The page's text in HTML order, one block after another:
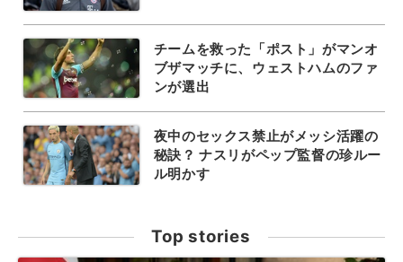
チームを救った「ポスト」がマンオ
ブザマッチに、ウェストハムのファ
ンが選出
夜中のセックス禁止がメッシ活躍の
秘訣？ ナスリがペップ監督の珍ルー
ル明かす
Top stories